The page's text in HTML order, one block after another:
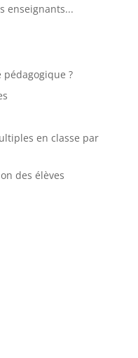
enseignants...
?
en classe par
des élèves